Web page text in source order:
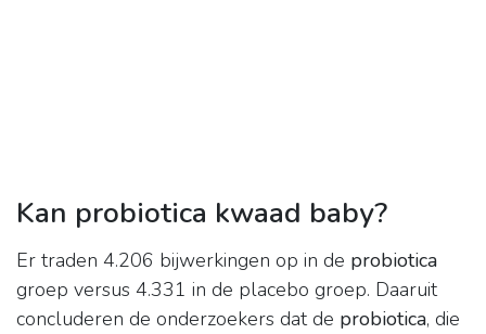
Kan probiotica kwaad baby?
Er traden 4.206 bijwerkingen op in de probiotica
groep versus 4.331 in de placebo groep. Daaruit
concluderen de onderzoekers dat de probiotica, die